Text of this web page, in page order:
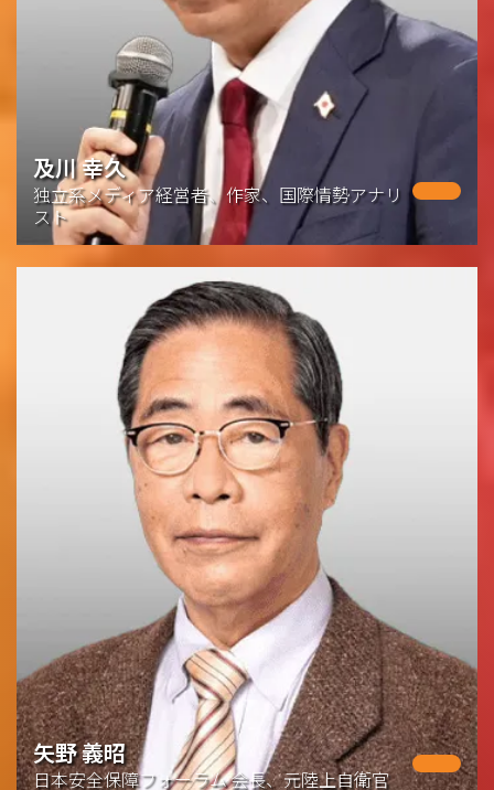
及川 幸久
独立系メディア経営者、作家、国際情勢アナリ
スト
矢野 義昭
日本安全保障フォーラム 会長、元陸上自衛官